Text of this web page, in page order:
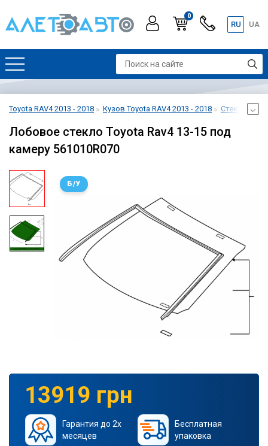
0
RU UA
Toyota RAV4 2013 - 2018 Кузов Toyota RAV4 2013 - 2018 Стекло
Лобовое стекло Toyota Rav4 13-15 под
камеру 561010R070
Б/У
13919 грн
Гарантия до 2х
месяцев
Бесплатная
упаковка